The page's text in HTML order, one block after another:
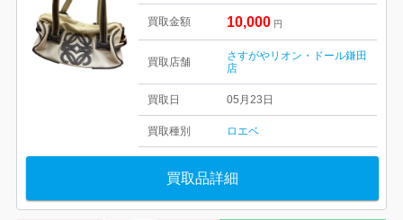
買取金額 10,000 円
買取店舗
さすがやリオン・ドール鎌田
店
買取日 05月23日
買取種別 ロエベ
買取品詳細